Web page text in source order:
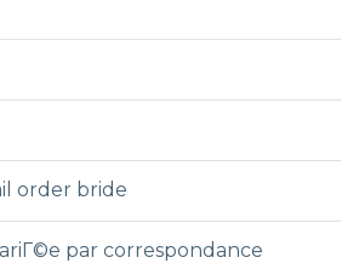
order bride
par correspondance